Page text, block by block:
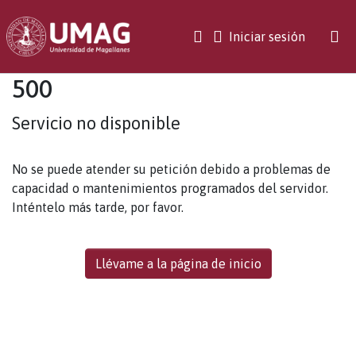
Iniciar sesión(current)
500
Servicio no disponible
No se puede atender su petición debido a problemas de
capacidad o mantenimientos programados del servidor.
Inténtelo más tarde, por favor.
Llévame a la página de inicio